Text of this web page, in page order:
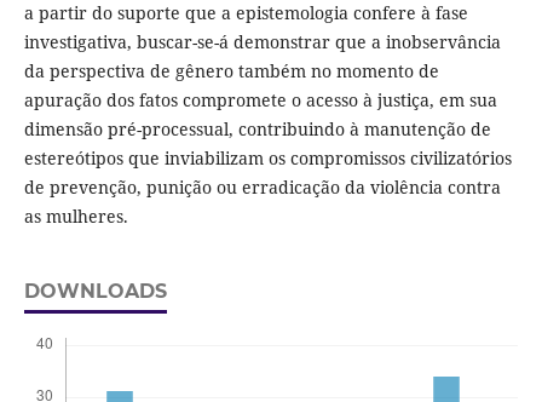
a partir do suporte que a epistemologia confere à fase
investigativa, buscar-se-á demonstrar que a inobservância
da perspectiva de gênero também no momento de
apuração dos fatos compromete o acesso à justiça, em sua
dimensão pré-processual, contribuindo à manutenção de
estereótipos que inviabilizam os compromissos civilizatórios
de prevenção, punição ou erradicação da violência contra
as mulheres.
DOWNLOADS